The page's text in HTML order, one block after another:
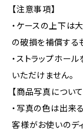
【注意事項】
・ケースの上下は
の破損を補償する
・ストラップホー
いただけません。
【商品写真について
・写真の色は出来
客様がお使いのデ